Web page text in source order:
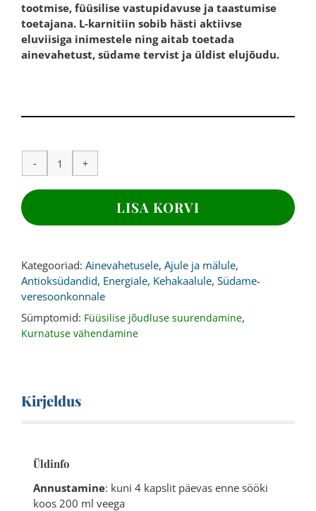
tootmise, füüsilise vastupidavuse ja taastumise
toetajana. L-karnitiin sobib hästi aktiivse
eluviisiga inimestele ning aitab toetada
ainevahetust, südame tervist ja üldist elujõudu.
L-
kogus
LISA KORVI
Kategooriad: Ainevahetusele, Ajule ja mälule,
Antioksüdandid, Energiale, Kehakaalule, Südame-
veresoonkonnale
Sümptomid: Füüsilise jõudluse suurendamine,
Kurnatuse vähendamine
Kirjeldus
Üldinfo
Annustamine: kuni 4 kapslit päevas enne sööki
koos 200 ml veega